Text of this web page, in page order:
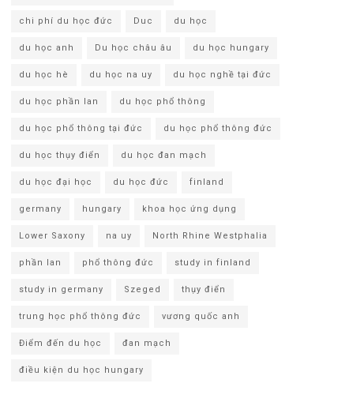
chi phí du học đức Duc du học
du học anh Du học châu âu du học hungary
du học hè du học na uy du học nghề tại đức
du học phần lan du học phổ thông
du học phổ thông tại đức du học phổ thông đức
du học thụy điển du học đan mạch
du học đại học du học đức finland
germany hungary khoa học ứng dụng
Lower Saxony na uy North Rhine Westphalia
phần lan phổ thông đức study in finland
study in germany Szeged thụy điển
trung học phổ thông đức vương quốc anh
Điểm đến du học đan mạch
điều kiện du học hungary